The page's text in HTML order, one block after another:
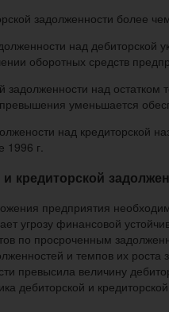
задолженности более
над дебиторской
оборотных средств
задолженности над
уменьшается
над кредиторской
1996 г.
кредиторской
предприятия
угрозу финансовой
по просроченным
и темпов их
превысила величину
дебиторской и